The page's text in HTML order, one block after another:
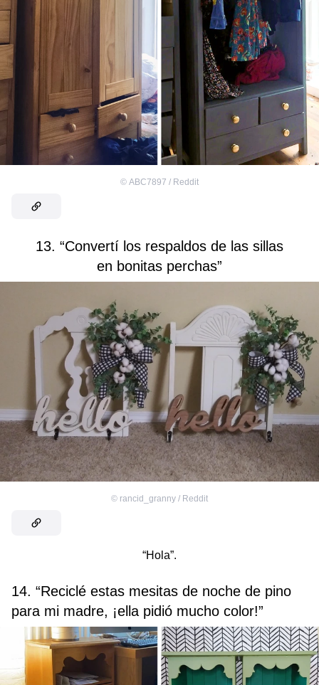
© ABC7897 / Reddit
13. “Convertí los respaldos de las sillas
en bonitas perchas”
© rancid_granny / Reddit
“Hola”.
14. “Reciclé estas mesitas de noche de pino
para mi madre, ¡ella pidió mucho color!”